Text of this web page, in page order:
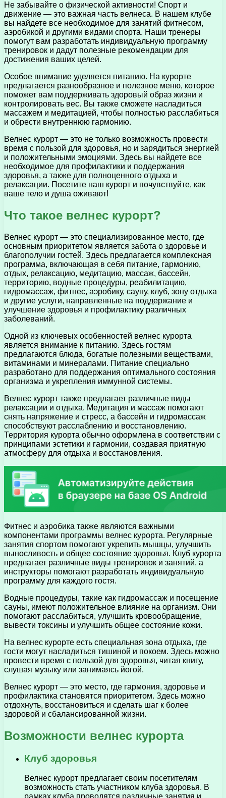
Не забывайте о физической активности! Спорт и
движение — это важная часть велнеса. В нашем клубе
вы найдете все необходимое для занятий фитнесом,
аэробикой и другими видами спорта. Наши тренеры
помогут вам разработать индивидуальную программу
тренировок и дадут полезные рекомендации для
достижения ваших целей.
Особое внимание уделяется питанию. На курорте
предлагается разнообразное и полезное меню, которое
поможет вам поддерживать здоровый образ жизни и
контролировать вес. Вы также сможете насладиться
массажем и медитацией, чтобы полностью расслабиться
и обрести внутреннюю гармонию.
Велнес курорт — это не только возможность провести
время с пользой для здоровья, но и зарядиться энергией
и положительными эмоциями. Здесь вы найдете все
необходимое для профилактики и поддержания
здоровья, а также для полноценного отдыха и
релаксации. Посетите наш курорт и почувствуйте, как
ваше тело и душа оживают!
Что такое велнес курорт?
Велнес курорт — это специализированное место, где
основным приоритетом является забота о здоровье и
благополучии гостей. Здесь предлагается комплексная
программа, включающая в себя питание, гармонию,
отдых, релаксацию, медитацию, массаж, бассейн,
территорию, водные процедуры, реабилитацию,
гидромассаж, фитнес, аэробику, сауну, клуб, зону отдыха
и другие услуги, направленные на поддержание и
улучшение здоровья и профилактику различных
заболеваний.
Одной из ключевых особенностей велнес курорта
является внимание к питанию. Здесь гостям
предлагаются блюда, богатые полезными веществами,
витаминами и минералами. Питание специально
разработано для поддержания оптимального состояния
организма и укрепления иммунной системы.
Велнес курорт также предлагает различные виды
релаксации и отдыха. Медитация и массаж помогают
снять напряжение и стресс, а бассейн и гидромассаж
способствуют расслаблению и восстановлению.
Территория курорта обычно оформлена в соответствии с
принципами эстетики и гармонии, создавая приятную
атмосферу для отдыха и восстановления.
Фитнес и аэробика также являются важными
компонентами программы велнес курорта. Регулярные
занятия спортом помогают укрепить мышцы, улучшить
выносливость и общее состояние здоровья. Клуб курорта
предлагает различные виды тренировок и занятий, а
инструкторы помогают разработать индивидуальную
программу для каждого гостя.
Водные процедуры, такие как гидромассаж и посещение
сауны, имеют положительное влияние на организм. Они
помогают расслабиться, улучшить кровообращение,
вывести токсины и улучшить общее состояние кожи.
На велнес курорте есть специальная зона отдыха, где
гости могут насладиться тишиной и покоем. Здесь можно
провести время с пользой для здоровья, читая книгу,
слушая музыку или занимаясь йогой.
Велнес курорт — это место, где гармония, здоровье и
профилактика становятся приоритетом. Здесь можно
отдохнуть, восстановиться и сделать шаг к более
здоровой и сбалансированной жизни.
Возможности велнес курорта
Клуб здоровья
Велнес курорт предлагает своим посетителям
возможность стать участником клуба здоровья. В
рамках клуба проводятся различные занятия и